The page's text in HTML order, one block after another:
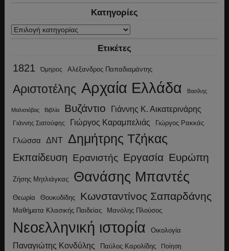
Κατηγορίες
Κατηγορίες
Ετικέτες
1821 Όμηρος Αλέξανδρος Παπαδιαμάντης
Αριστοτέλης Αρχαία Ελλάδα Βασίλης
Μαλισιόβας Βιβλία Βυζάντιο Γιάννης Κ. Αικατερινάρης
Γιάννης Σιατούφης Γιώργος Καραμπελιάς Γιώργος Ρακκάς
Γλώσσα ΔΝΤ Δημήτρης Τζήκας
Εκπαίδευση Ερανιστής Εργασία Ευρώπη
Ζήσης Μητλιάγκας Θανάσης Μπαντές
Θεωρία Θουκυδίδης Κωνσταντίνος Σαπαρδάνης
Μαθήματα Κλασικής Παιδείας Μανόλης Πλούσος
Νεοελληνική ιστορία Οικολογία
Παναγιώτης Κονδύλης Παύλος Καρολίδης Ποίηση